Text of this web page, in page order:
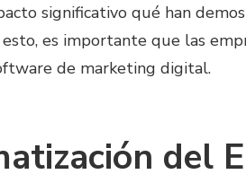
significativo qué han
es importante que las
de marketing digital.
del